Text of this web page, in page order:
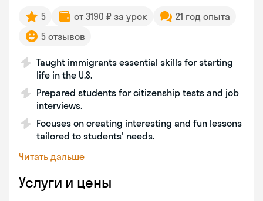
5 от 3190 ₽ за урок
21 год опыта
5 отзывов
Taught immigrants essential skills for starting
life in the U.S.
Prepared students for citizenship tests and job
interviews.
Focuses on creating interesting and fun lessons
tailored to students' needs.
Читать дальше
Услуги и цены